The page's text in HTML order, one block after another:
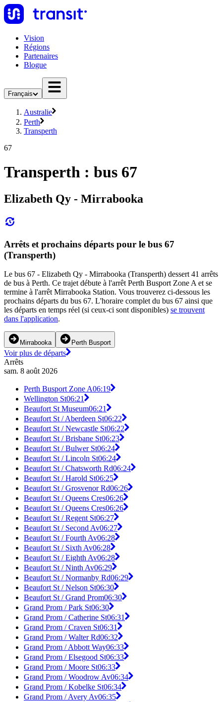
Vision
Régions
Partenaires
Blogue
Français
Australie
Perth
Transperth
67
Transperth : bus 67
Elizabeth Qy - Mirrabooka
Arrêts et prochains départs pour le bus 67
(Transperth)
Le bus 67 - Elizabeth Qy - Mirrabooka (Transperth) dessert 41 arrêts
de bus à Perth. Ce trajet débute à l'arrêt Perth Busport Zone A et se
termine à l'arrêt Mirrabooka Station. Vous trouverez ci-dessous les
prochains départs du bus 67. L'horaire complet du bus 67 ainsi que
les départs en temps réel (si ceux-ci sont disponibles) se trouvent
dans l'application.
Mirrabooka Perth Busport
Voir plus de départs
Arrêts
sam. 8 août 2026
Perth Busport Zone A06:19
Wellington St06:21
Beaufort St Museum06:21
Beaufort St / Aberdeen St06:22
Beaufort St / Newcastle St06:22
Beaufort St / Brisbane St06:23
Beaufort St / Bulwer St06:24
Beaufort St / Lincoln St06:24
Beaufort St / Chatsworth Rd06:24
Beaufort St / Harold St06:25
Beaufort St / Grosvenor Rd06:26
Beaufort St / Queens Cres06:26
Beaufort St / Queens Cres06:26
Beaufort St / Regent St06:27
Beaufort St / Second Av06:27
Beaufort St / Fourth Av06:28
Beaufort St / Sixth Av06:28
Beaufort St / Eighth Av06:28
Beaufort St / Ninth Av06:29
Beaufort St / Normanby Rd06:29
Beaufort St / Nelson St06:30
Beaufort St / Grand Prom06:30
Grand Prom / Park St06:30
Grand Prom / Catherine St06:31
Grand Prom / Craven St06:31
Grand Prom / Walter Rd06:32
Grand Prom / Abbott Way06:33
Grand Prom / Elsegood St06:33
Grand Prom / Moore St06:33
Grand Prom / Woodrow Av06:34
Grand Prom / Kobelke St06:34
Grand Prom / Avery Av06:35